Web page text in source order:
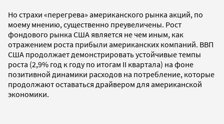
Но страхи «перегрева» американского рынка акций, по
моему мнению, существенно преувеличены. Рост
фондового рынка США является не чем иным, как
отражением роста прибыли американских компаний. ВВП
США продолжает демонстрировать устойчивые темпы
роста (2,9% год к году по итогам II квартала) на фоне
позитивной динамики расходов на потребление, которые
продолжают оставаться драйвером для американской
экономики.